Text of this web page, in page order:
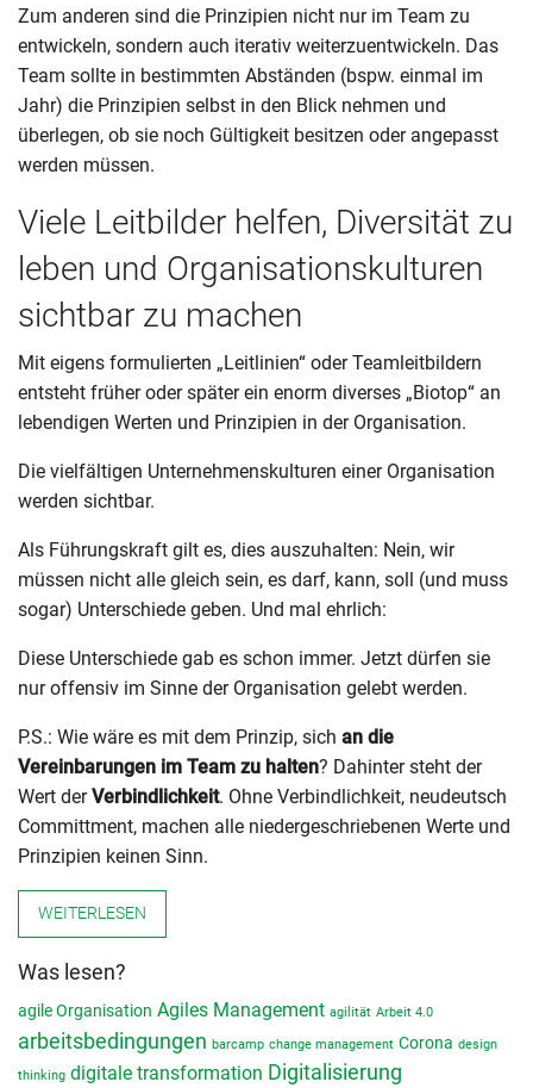
Zum anderen sind die Prinzipien nicht nur im Team zu
entwickeln, sondern auch iterativ weiterzuentwickeln. Das
Team sollte in bestimmten Abständen (bspw. einmal im
Jahr) die Prinzipien selbst in den Blick nehmen und
überlegen, ob sie noch Gültigkeit besitzen oder angepasst
werden müssen.
Viele Leitbilder helfen, Diversität zu
leben und Organisationskulturen
sichtbar zu machen
Mit eigens formulierten „Leitlinien“ oder Teamleitbildern
entsteht früher oder später ein enorm diverses „Biotop“ an
lebendigen Werten und Prinzipien in der Organisation.
Die vielfältigen Unternehmenskulturen einer Organisation
werden sichtbar.
Als Führungskraft gilt es, dies auszuhalten: Nein, wir
müssen nicht alle gleich sein, es darf, kann, soll (und muss
sogar) Unterschiede geben. Und mal ehrlich:
Diese Unterschiede gab es schon immer. Jetzt dürfen sie
nur offensiv im Sinne der Organisation gelebt werden.
P.S.: Wie wäre es mit dem Prinzip, sich an die
Vereinbarungen im Team zu halten? Dahinter steht der
Wert derVerbindlichkeit. Ohne Verbindlichkeit, neudeutsch
Committment, machen alle niedergeschriebenen Werte und
Prinzipien keinen Sinn.
WEITERLESEN
Was lesen?
agile Organisation Agiles Management agilität Arbeit 4.0
arbeitsbedingungen barcamp change management Corona design
thinking digitale transformation Digitalisierung